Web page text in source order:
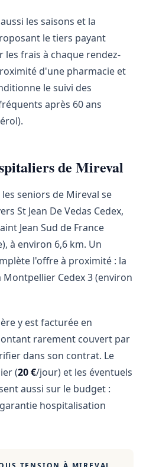
les saisons et la
le tiers payant
les frais à chaque rendez-
d'une pharmacie et
le suivi des
après 60 ans
de Mireval
seniors de Mireval se
St Jean De Vedas Cedex,
Jean Sud de France
à environ 6,6 km. Un
l'offre à proximité : la
Montpellier Cedex 3 (environ
y est facturée en
rarement couvert par
dans son contrat. Le
(20 €/jour) et les éventuels
aussi sur le budget :
hospitalisation